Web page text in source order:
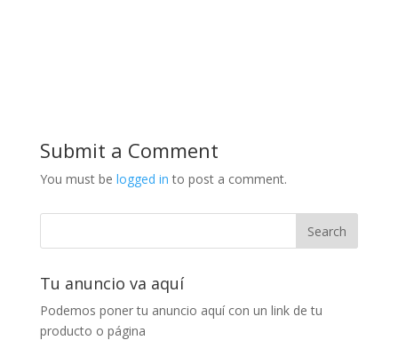
Submit a Comment
You must be logged in to post a comment.
Tu anuncio va aquí
Podemos poner tu anuncio aquí con un link de tu
producto o página